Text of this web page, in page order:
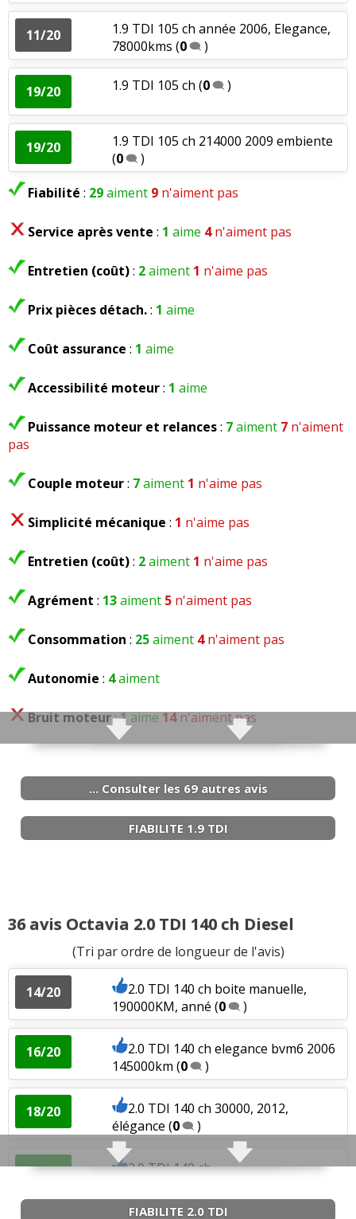
11/20
1.9 TDI 105 ch année 2006, Elegance,
78000kms (0 )
19/20 1.9 TDI 105 ch (0 )
19/20
1.9 TDI 105 ch 214000 2009 embiente
(0
)
Fiabilité : 29aiment 9 n'aiment pas
Service après vente : 1 aime 4n'aiment pas
Entretien (coût): 2aiment 1 n'aime pas
Prix pièces détach.: 1 aime
Coût assurance : 1 aime
Accessibilité moteur: 1 aime
Puissance moteur et relances: 7aiment 7 n'aiment
pas
Couple moteur: 7aiment 1 n'aime pas
Simplicité mécanique : 1 n'aime pas
Entretien (coût): 2aiment 1 n'aime pas
Agrément : 13aiment 5 n'aiment pas
Consommation : 25aiment 4n'aiment pas
Autonomie : 4aiment
Bruit moteur:1aime14n'aiment pas
... Consulter les 69 autres avis
FIABILITE 1.9 TDI
36 avis Octavia 2.0 TDI 140 ch Diesel
(Tri par ordre de longueur de l'avis)
14/20
2.0 TDI 140 ch boite manuelle,
190000KM, anné (0 )
16/20
2.0 TDI 140 ch elegance bvm6 2006
145000km (0 )
18/20
2.0 TDI 140 ch 30000, 2012,
élégance (0 )
17/20
2.0 TDI 140 ch
FIABILITE 2.0 TDI